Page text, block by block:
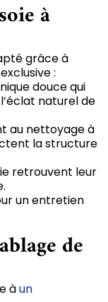
à
grâce à
:
douce qui
naturel de
au nettoyage à
la structure
retrouvent leur
un entretien
de
àun